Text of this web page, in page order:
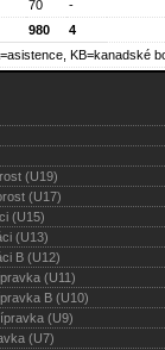
70
-
980
4
KB=kanadské
(U19)
(U17)
(U15)
(U13)
B (U12)
(U11)
B (U10)
(U9)
(U7)